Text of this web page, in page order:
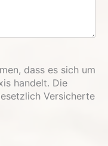
dass es sich um
handelt. Die
Versicherte